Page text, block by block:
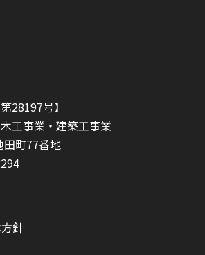
28197号】
工事業・建築工事業
町77番地
針